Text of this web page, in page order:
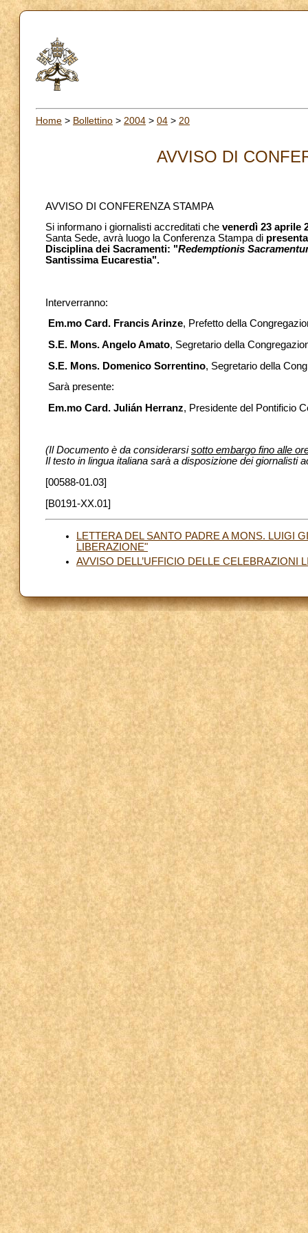
Home > Bollettino > 2004 > 04 > 20
AVVISO DI
AVVISO DI CONFERENZA STAMPA
Si informano i giornalisti accreditati che venerdì 23 aprile
Santa Sede, avrà luogo la Conferenza Stampa di
Disciplina dei Sacramenti: "Redemptionis
Santissima Eucarestia".
Interverranno:
Em.mo Card. Francis Arinze, Prefetto della
S.E. Mons. Angelo Amato, Segretario della
S.E. Mons. Domenico Sorrentino, Segretario della
Sarà presente:
Em.mo Card. Julián Herranz, Presidente del Pontificio
(Il Documento è da considerarsisotto embargo fino alle
Il testo in lingua italiana sarà a disposizione dei giornalisti
[00588-01.03]
[B0191-XX.01]
LETTERA DEL SANTO PADRE A MONS. LUIGI
LIBERAZIONE"
AVVISO DELL’UFFICIO DELLE CELEBRAZIONI